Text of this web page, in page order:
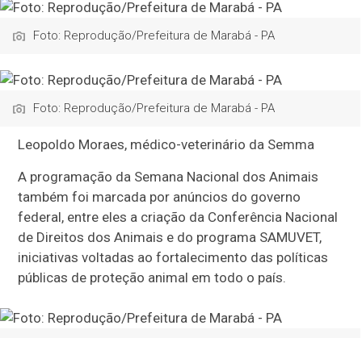
Foto: Reprodução/Prefeitura de Marabá - PA
Foto: Reprodução/Prefeitura de Marabá - PA
Leopoldo Moraes, médico-veterinário da Semma
A programação da Semana Nacional dos Animais
também foi marcada por anúncios do governo
federal, entre eles a criação da Conferência Nacional
de Direitos dos Animais e do programa SAMUVET,
iniciativas voltadas ao fortalecimento das políticas
públicas de proteção animal em todo o país.